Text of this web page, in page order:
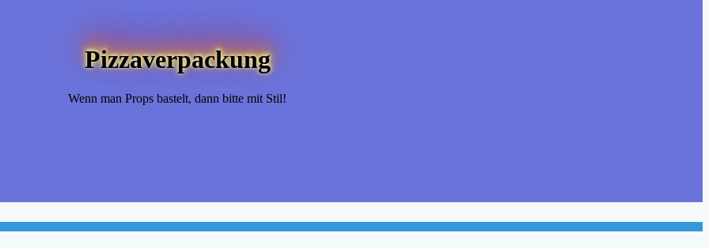
Pizzaverpackung
Wenn man Props bastelt, dann bitte mit Stil!